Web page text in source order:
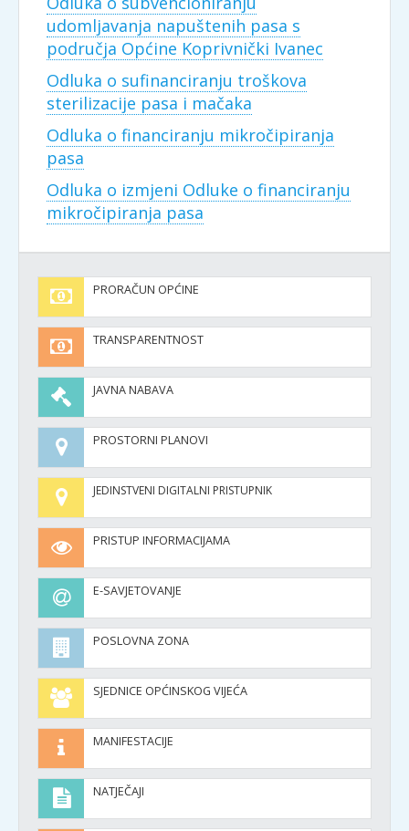
udomljavanja napuštenih pasa s
područja Općine Koprivnički Ivanec
Odluka o sufinanciranju troškova
sterilizacije pasa i mačaka
Odluka o financiranju mikročipiranja
pasa
Odluka o izmjeni Odluke o financiranju
mikročipiranja pasa
PRORAČUN OPĆINE
TRANSPARENTNOST
JAVNA NABAVA
PROSTORNI PLANOVI
JEDINSTVENI DIGITALNI PRISTUPNIK
PRISTUP INFORMACIJAMA
E-SAVJETOVANJE
POSLOVNA ZONA
SJEDNICE OPĆINSKOG VIJEĆA
MANIFESTACIJE
NATJEČAJI